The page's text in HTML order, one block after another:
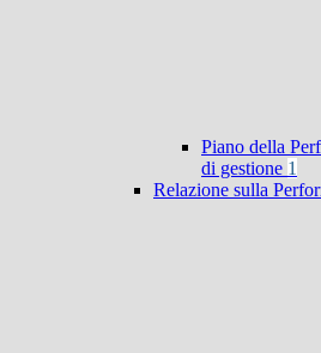
Piano della
di gestione 1
Relazione sulla